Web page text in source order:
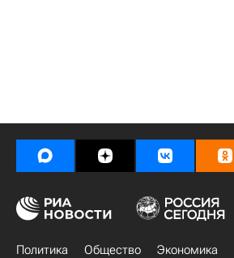
Политика Общество Экономика